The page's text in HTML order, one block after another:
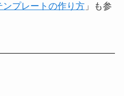
プレートの作り方」も参